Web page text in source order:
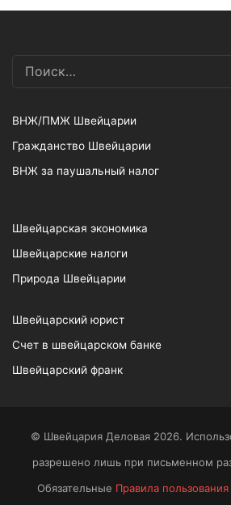
ВНЖ/ПМЖ Швейцарии
Гражданство Швейцарии
ВНЖ за паушальный налог
Швейцарская экономика
Швейцарские налоги
Природа Швейцарии
Швейцарский юрист
Счет в швейцарском банке
Швейцарский франк
© Швейцария Деловая 2026.
разрешено лишь при письменном
Обязательные Правила пользования